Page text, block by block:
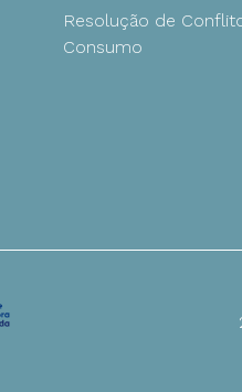
Resolução de
Consumo